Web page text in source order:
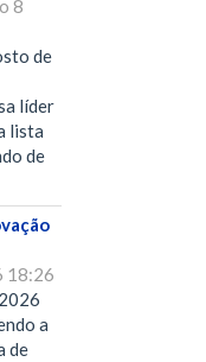
8
de
líder
lista
de
18:26
a
de